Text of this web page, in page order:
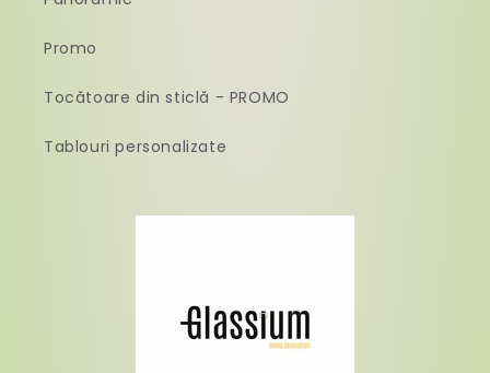
Promo
Tocătoare din sticlă - PROMO
Tablouri personalizate